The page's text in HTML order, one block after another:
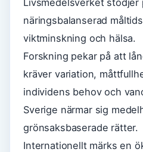
Livsmedelsverket stödjer
näringsbalanserad
viktminskning och hälsa.
Forskning pekar på att
kräver variation,
individens behov och
Sverige närmar sig
grönsaksbaserade rätter.
Internationellt märks en